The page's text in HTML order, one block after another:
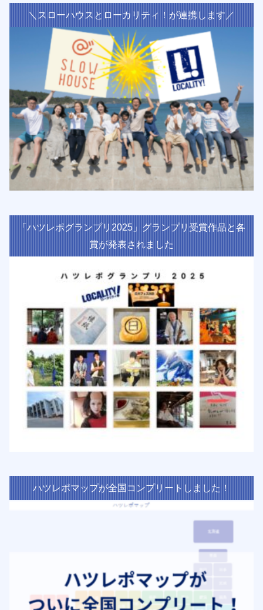
＼スローハウスとローカリティ！が連携します／
「ハツレポグランプリ2025」グランプリ受賞作品と各
賞が発表されました
ハツレポマップが全国コンプリートしました！